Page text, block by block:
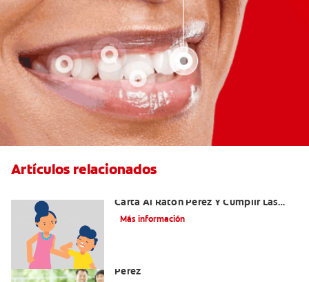
Artículos relacionados
Carta Al Ratón Pérez Y Cumplir Las
Fantasías De Su Hijo/A
Más información
Pérez